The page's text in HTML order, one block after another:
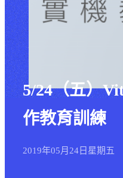
5/24（五）
作教育訓練
2019年05月 24日 星期五